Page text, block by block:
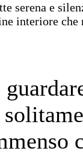
serena e
interiore che